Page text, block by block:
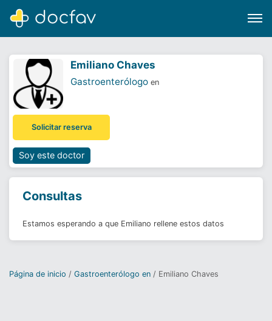
Software para clínicas
¿Eres un doctor?
Emiliano Chaves
Gastroenterólogo en
Solicitar reserva
Soy este doctor
Consultas
Estamos esperando a que Emiliano rellene estos datos
Página de inicio Gastroenterólogo en Emiliano Chaves